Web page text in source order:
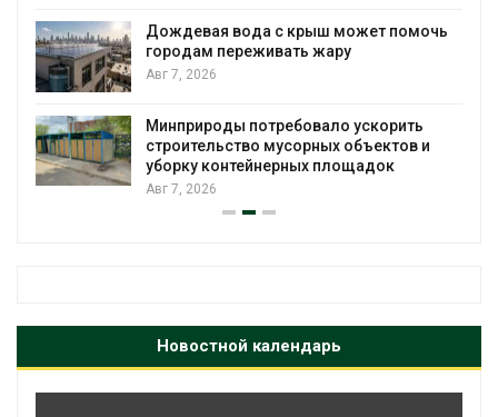
Дождевая вода с крыш может помочь
городам переживать жару
Авг 7, 2026
Минприроды потребовало ускорить
строительство мусорных объектов и
уборку контейнерных площадок
Авг 7, 2026
Новостной календарь